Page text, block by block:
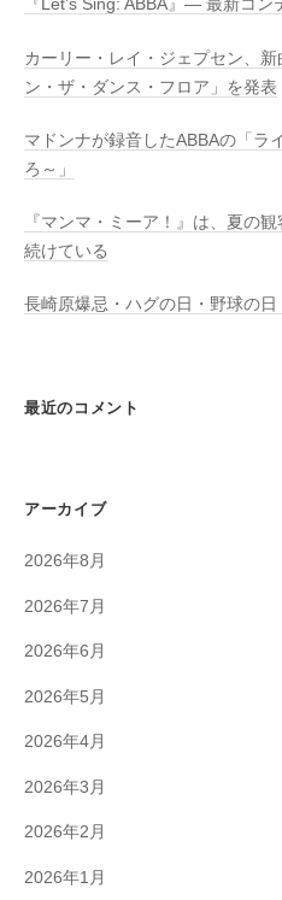
『Let’s Sing: ABBA』― 最新コン
カーリー・レイ・ジェプセン、
ン・ザ・ダンス・フロア」を発表
マドンナが録音したABBAの「ラ
ろ～」
『マンマ・ミーア！』は、夏の
続けている
長崎原爆忌・ハグの日・野球の日
最近のコメント
アーカイブ
2026年8月
2026年7月
2026年6月
2026年5月
2026年4月
2026年3月
2026年2月
2026年1月